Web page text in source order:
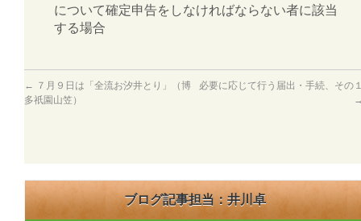
について確定申告をしなければならない者に該当
する場合
← ７月９日は「全流お汐井とり」（博
多祇園山笠）
必要に応じて行う届出・手続、その
ブログ記事担当：井川卓